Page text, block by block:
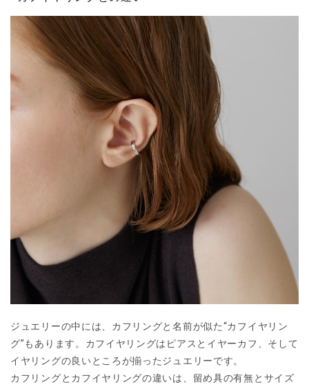
ジュエリーの中には、カフリングと名前が似た“カフイヤリン
グ”もあります。カフイヤリングはピアスとイヤーカフ、そして
イヤリングの良いところが揃ったジュエリーです。
カフリングとカフイヤリングの違いは、留め具の有無とサイズ